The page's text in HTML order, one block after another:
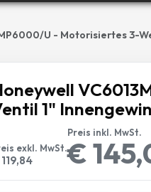
U - Motorisiertes 3-
1"
exkl. MwSt.
Preis inkl. MwSt.
€